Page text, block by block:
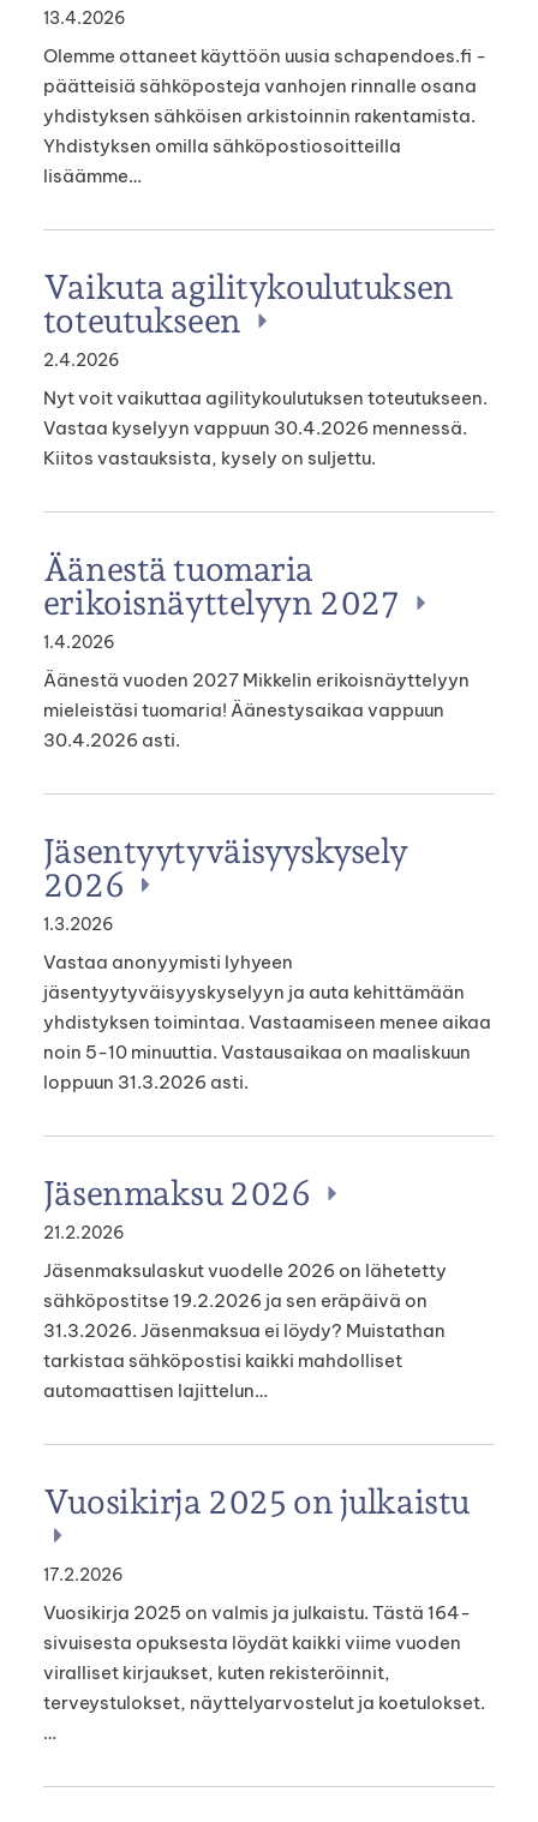
13.4.2026
Olemme ottaneet käyttöön uusia schapendoes.fi -
päätteisiä sähköposteja vanhojen rinnalle osana
yhdistyksen sähköisen arkistoinnin rakentamista.
Yhdistyksen omilla sähköpostiosoitteilla
lisäämme…
Vaikuta agilitykoulutuksen
toteutukseen
2.4.2026
Nyt voit vaikuttaa agilitykoulutuksen toteutukseen.
Vastaa kyselyyn vappuun 30.4.2026 mennessä.
Kiitos vastauksista, kysely on suljettu.
Äänestä tuomaria
erikoisnäyttelyyn 2027
1.4.2026
Äänestä vuoden 2027 Mikkelin erikoisnäyttelyyn
mieleistäsi tuomaria! Äänestysaikaa vappuun
30.4.2026 asti.
Jäsentyytyväisyyskysely
2026
1.3.2026
Vastaa anonyymisti lyhyeen
jäsentyytyväisyyskyselyyn ja auta kehittämään
yhdistyksen toimintaa. Vastaamiseen menee aikaa
noin 5-10 minuuttia. Vastausaikaa on maaliskuun
loppuun 31.3.2026 asti.
Jäsenmaksu 2026
21.2.2026
Jäsenmaksulaskut vuodelle 2026 on lähetetty
sähköpostitse 19.2.2026 ja sen eräpäivä on
31.3.2026. Jäsenmaksua ei löydy? Muistathan
tarkistaa sähköpostisi kaikki mahdolliset
automaattisen lajittelun…
Vuosikirja 2025 on julkaistu
17.2.2026
Vuosikirja 2025 on valmis ja julkaistu. Tästä 164-
sivuisesta opuksesta löydät kaikki viime vuoden
viralliset kirjaukset, kuten rekisteröinnit,
terveystulokset, näyttelyarvostelut ja koetulokset.
…